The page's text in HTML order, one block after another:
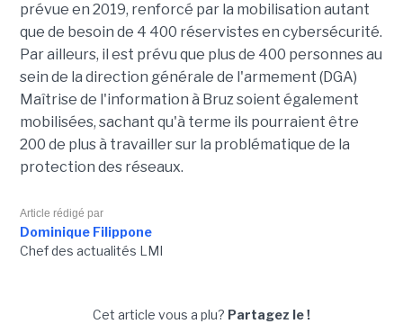
prévue en 2019, renforcé par la mobilisation autant
que de besoin de 4 400 réservistes en cybersécurité.
Par ailleurs, il est prévu que plus de 400 personnes au
sein de la direction générale de l'armement (DGA)
Maîtrise de l'information à Bruz soient également
mobilisées, sachant qu'à terme ils pourraient être
200 de plus à travailler sur la problématique de la
protection des réseaux.
Article rédigé par
Dominique Filippone
Chef des actualités LMI
Cet article vous a plu? Partagez le !